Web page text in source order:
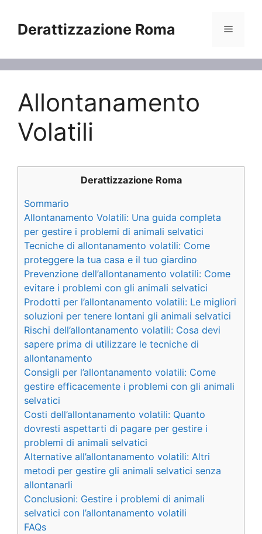
contenuto
Derattizzazione Roma Menu
Allontanamento
Volatili
Derattizzazione Roma
Sommario
Allontanamento Volatili: Una guida completa
per gestire i problemi di animali selvatici
Tecniche di allontanamento volatili: Come
proteggere la tua casa e il tuo giardino
Prevenzione dell’allontanamento volatili: Come
evitare i problemi con gli animali selvatici
Prodotti per l’allontanamento volatili: Le migliori
soluzioni per tenere lontani gli animali selvatici
Rischi dell’allontanamento volatili: Cosa devi
sapere prima di utilizzare le tecniche di
allontanamento
Consigli per l’allontanamento volatili: Come
gestire efficacemente i problemi con gli animali
selvatici
Costi dell’allontanamento volatili: Quanto
dovresti aspettarti di pagare per gestire i
problemi di animali selvatici
Alternative all’allontanamento volatili: Altri
metodi per gestire gli animali selvatici senza
allontanarli
Conclusioni: Gestire i problemi di animali
selvatici con l’allontanamento volatili
FAQs